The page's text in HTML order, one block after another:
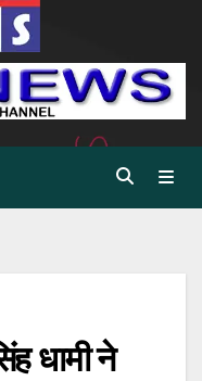
धामी ने